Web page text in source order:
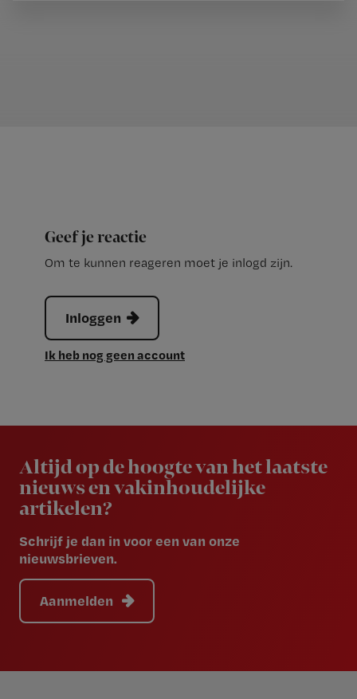
Geef je reactie
Om te kunnen reageren moet je inlogd zijn.
Inloggen
Ik heb nog geen account
Altijd op de hoogte van het laatste
nieuws en vakinhoudelijke
artikelen?
Schrijf je dan in voor een van onze
nieuwsbrieven.
Aanmelden